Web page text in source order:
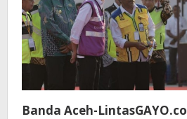
Banda Aceh-LintasGAYO.co